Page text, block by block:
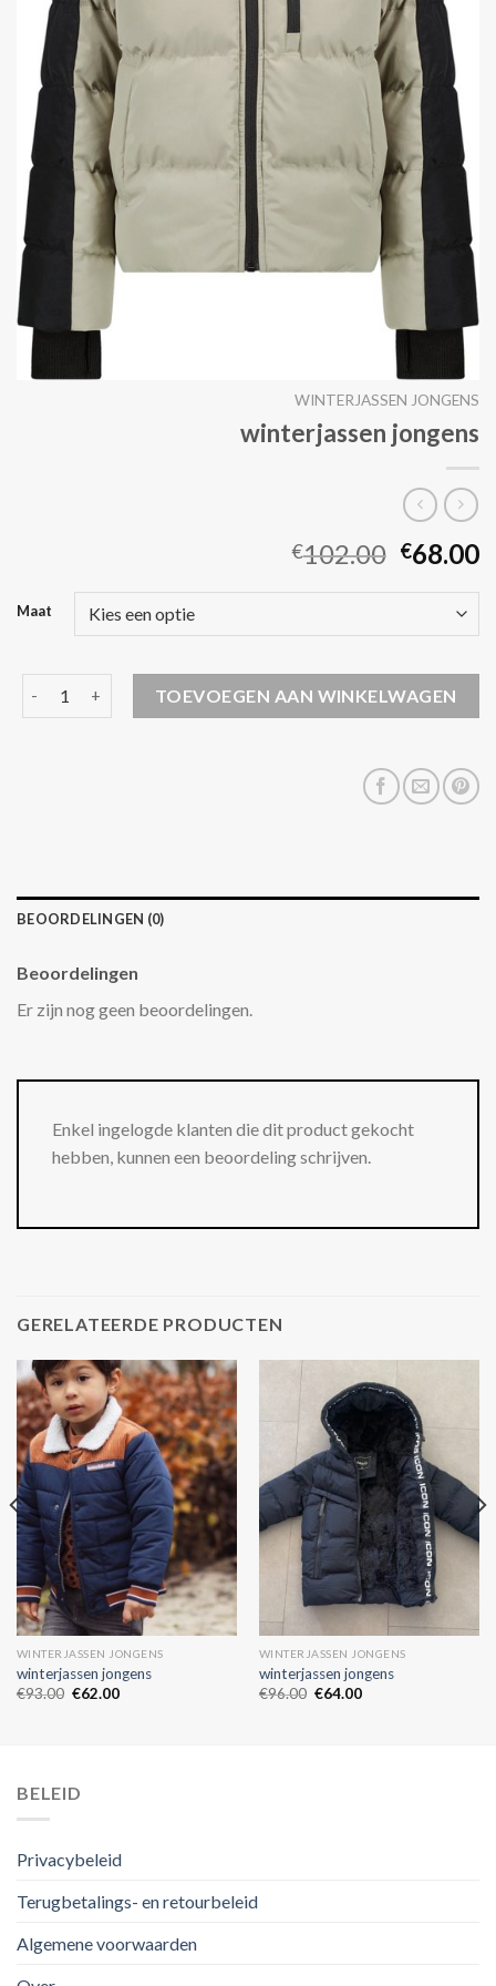
WINTERJASSEN JONGENS
winterjassen jongens
€102.00 €68.00
Maat
TOEVOEGEN AAN WINKELWAGEN
BEOORDELINGEN (0)
Beoordelingen
Er zijn nog geen beoordelingen.
Enkel ingelogde klanten die dit product gekocht
hebben, kunnen een beoordeling schrijven.
GERELATEERDE PRODUCTEN
WINTERJASSEN JONGENS
winterjassen jongens
€93.00 €62.00
WINTERJASSEN JONGENS
winterjassen jongens
€96.00 €64.00
BELEID
Privacybeleid
Terugbetalings- en retourbeleid
Algemene voorwaarden